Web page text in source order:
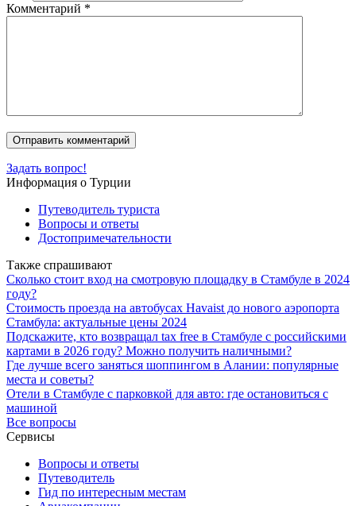
Комментарий *
Задать вопрос!
Информация о Турции
Путеводитель туриста
Вопросы и ответы
Достопримечательности
Также спрашивают
Сколько стоит вход на смотровую площадку в Стамбуле в 2024
году?
Стоимость проезда на автобусах Havaist до нового аэропорта
Стамбула: актуальные цены 2024
Подскажите, кто возвращал tax free в Стамбуле с российскими
картами в 2026 году? Можно получить наличными?
Где лучше всего заняться шоппингом в Алании: популярные
места и советы?
Отели в Стамбуле с парковкой для авто: где остановиться с
машиной
Все вопросы
Сервисы
Вопросы и ответы
Путеводитель
Гид по интересным местам